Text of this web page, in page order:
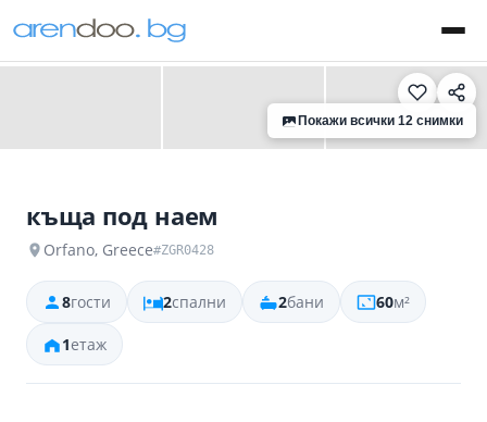
‹ ›
Покажи всички 12 снимки
къща под наем
Orfano, Greece#ZGR0428
8гости 2спални 2бани 60м²
1етаж